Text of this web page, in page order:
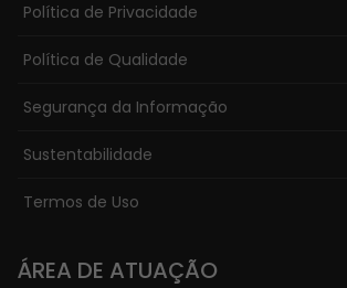
Política de Privacidade
Política de Qualidade
Segurança da Informação
Sustentabilidade
Termos de Uso
ÁREA DE ATUAÇÃO